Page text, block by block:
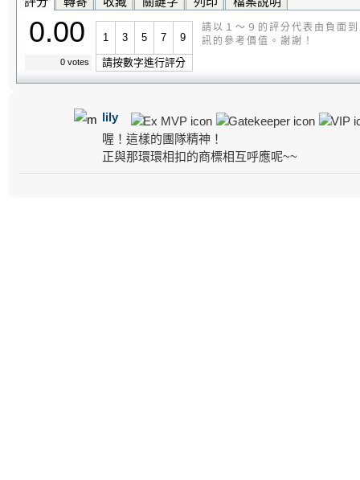
0.00
0 votes
1 3 5 7 9
請按數字進行評分
請以１～９的評分代表由負面
訊的參考價值。謝謝！
lily
喔！這樣的團隊精神！
正與那環環相扣的商標相互呼應呢~~